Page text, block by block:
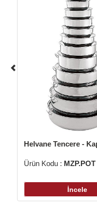
Helvane Tencere -
Ürün Kodu : MZP.POT
İncele